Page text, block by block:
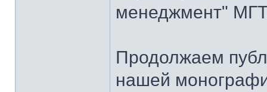
менеджмент"
Продолжаем
нашей